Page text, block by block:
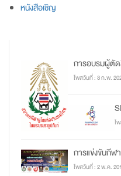
หนังสือเชิญ
การอบรมผู้ตั
โพสวันที่ : 3 ก.พ.
โ
การแข่งขันกีฬ
โพสวันที่ : 2 พ.ค.